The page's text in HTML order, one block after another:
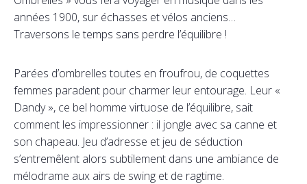
années 1900, sur échasses et vélos anciens…
Traversons le temps sans perdre l’équilibre !
Parées d’ombrelles toutes en froufrou, de coquettes
femmes paradent pour charmer leur entourage. Leur «
Dandy », ce bel homme virtuose de l’équilibre, sait
comment les impressionner : il jongle avec sa canne et
son chapeau. Jeu d’adresse et jeu de séduction
s’entremêlent alors subtilement dans une ambiance de
mélodrame aux airs de swing et de ragtime.